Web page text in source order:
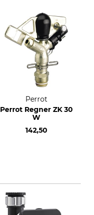
Perrot
Perrot Regner ZK 30
W
142,50